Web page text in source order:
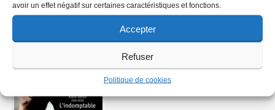
avoir un effet négatif sur certaines caractéristiques et fonctions.
Accepter
Refuser
Politique de cookies